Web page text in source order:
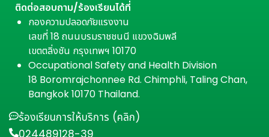
ติดต่อสอบถาม/ร้องเรียนได้ที่
กองความปลอดภัยแรงงาน
เลขที่ 18 ถนนบรมราชชนนี แขวงฉิมพลี
เขตตลิ่งชัน กรุงเทพฯ 10170
Occupational Safety and Health Division
18 Boromrajchonnee Rd. Chimphli, Taling Chan,
Bangkok 10170 Thailand.
ร้องเรียนการให้บริการ (คลิก)
024489128-39